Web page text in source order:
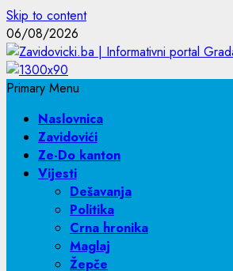
Skip to content
06/08/2026
Primary Menu
Naslovnica
Zavidovići
Ze-Do kanton
Vijesti
Dešavanja
Politika
Crna hronika
Maglaj
Žepče